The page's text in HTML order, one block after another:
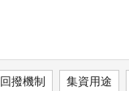
回撥機制 集資用途